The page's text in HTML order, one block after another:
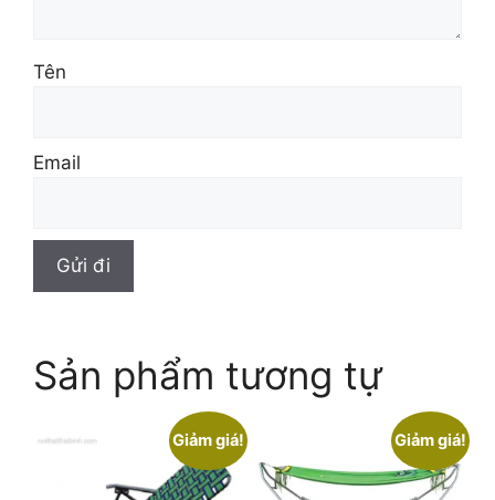
Tên
Email
Sản phẩm tương tự
Giảm giá! Giảm giá!